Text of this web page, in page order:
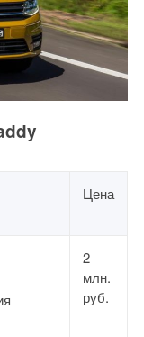
Цена
2
млн.
руб.